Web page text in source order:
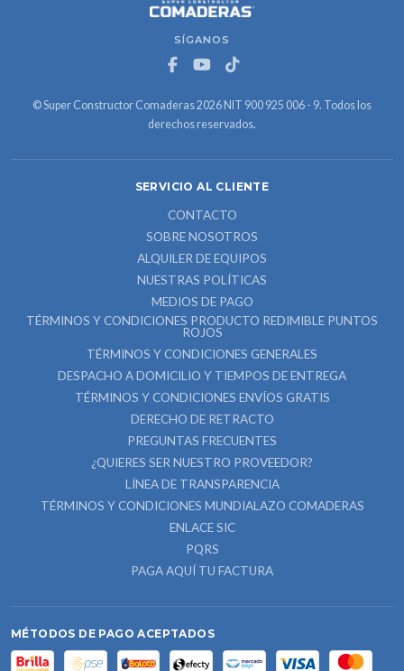
SÍGANOS
© Super Constructor Comaderas 2026 NIT 900 925 006 - 9. Todos los
derechos reservados.
SERVICIO AL CLIENTE
CONTACTO
SOBRE NOSOTROS
ALQUILER DE EQUIPOS
NUESTRAS POLÍTICAS
MEDIOS DE PAGO
TÉRMINOS Y CONDICIONES PRODUCTO REDIMIBLE PUNTOS
ROJOS
TÉRMINOS Y CONDICIONES GENERALES
DESPACHO A DOMICILIO Y TIEMPOS DE ENTREGA
TÉRMINOS Y CONDICIONES ENVÍOS GRATIS
DERECHO DE RETRACTO
PREGUNTAS FRECUENTES
¿QUIERES SER NUESTRO PROVEEDOR?
LÍNEA DE TRANSPARENCIA
TÉRMINOS Y CONDICIONES MUNDIALAZO COMADERAS
ENLACE SIC
PQRS
PAGA AQUÍ TU FACTURA
MÉTODOS DE PAGO ACEPTADOS